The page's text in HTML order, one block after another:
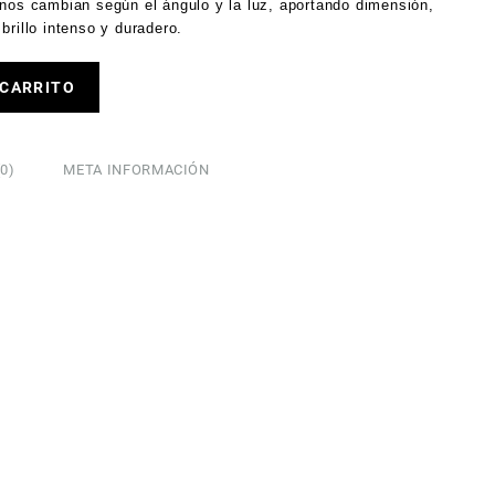
cambian según el ángulo y la luz, aportando dimensión,
intenso y duradero.
META INFORMACIÓN